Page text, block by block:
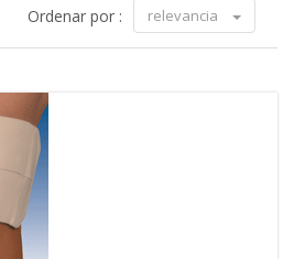
Ordenar por : relevancia